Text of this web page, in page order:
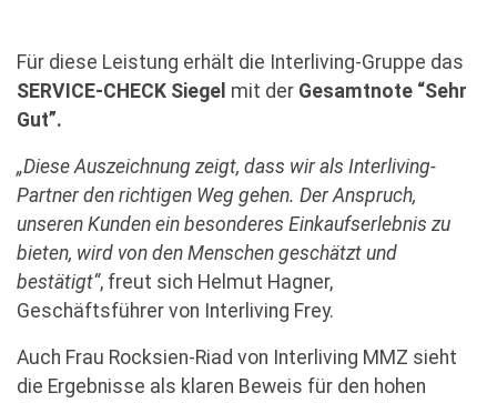
Für diese Leistung erhält die Interliving-Gruppe das
SERVICE-CHECK Siegel mit der Gesamtnote “Sehr
Gut”.
„Diese Auszeichnung zeigt, dass wir als Interliving-
Partner den richtigen Weg gehen. Der Anspruch,
unseren Kunden ein besonderes Einkaufserlebnis zu
bieten, wird von den Menschen geschätzt und
bestätigt“, freut sich Helmut Hagner,
Geschäftsführer von Interliving Frey.
Auch Frau Rocksien-Riad von Interliving MMZ sieht
die Ergebnisse als klaren Beweis für den hohen